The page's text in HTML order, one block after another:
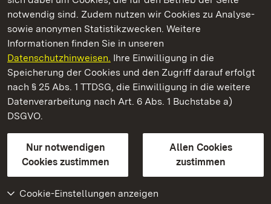
notwendig sind. Zudem nutzen wir Cookies zu Analyse-
sowie anonymen Statistikzwecken. Weitere
Informationen finden Sie in unseren
Datenschutzhinweisen. Ihre Einwilligung in die
Speicherung der Cookies und den Zugriff darauf erfolgt
nach § 25 Abs. 1 TTDSG, die Einwilligung in die weitere
Datenverarbeitung nach Art. 6 Abs. 1 Buchstabe a)
DSGVO.
Nur notwendigen
Cookies zustimmen
Allen Cookies
zustimmen
Cookie-Einstellungen anzeigen
Staatliche Schlösser und Gärten Baden‑Württemberg
Staatliche Schlösser und Gärten Baden-Württemberg
Kontakt
GebärdenspracheLeichte Sprache
Erklärung zur Barrierefreiheit
BITV-konform (geprüfte Seiten)
Weiteres